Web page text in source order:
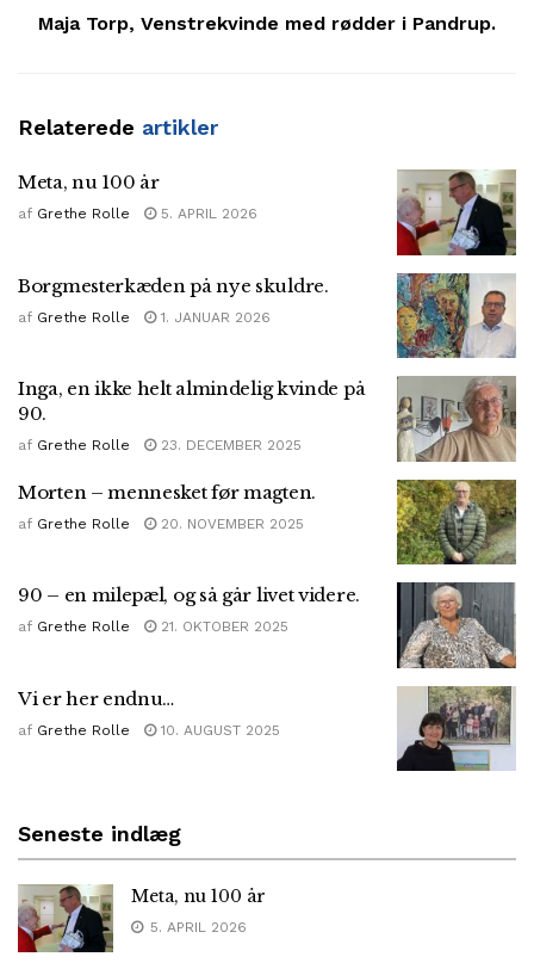
Maja Torp, Venstrekvinde med rødder i Pandrup.
Relaterede artikler
Meta, nu 100 år
af Grethe Rolle 5. APRIL 2026
Borgmesterkæden på nye skuldre.
af Grethe Rolle 1. JANUAR 2026
Inga, en ikke helt almindelig kvinde på
90.
af Grethe Rolle 23. DECEMBER 2025
Morten – mennesket før magten.
af Grethe Rolle 20. NOVEMBER 2025
90 – en milepæl, og så går livet videre.
af Grethe Rolle 21. OKTOBER 2025
Vi er her endnu…
af Grethe Rolle 10. AUGUST 2025
Seneste indlæg
Meta, nu 100 år
5. APRIL 2026